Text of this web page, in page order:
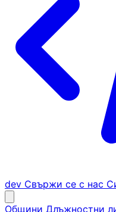
dev Свържи се с нас
Общини Длъжностни